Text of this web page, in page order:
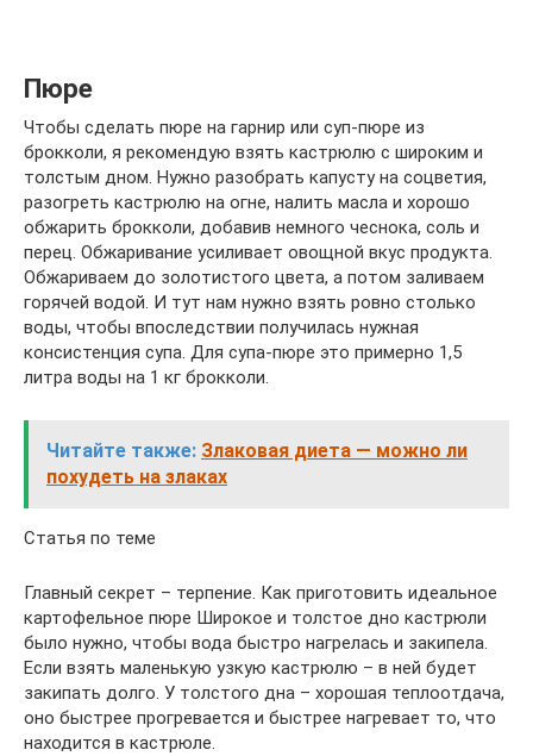
Пюре
Чтобы сделать пюре на гарнир или суп-пюре из
брокколи, я рекомендую взять кастрюлю с широким и
толстым дном. Нужно разобрать капусту на соцветия,
разогреть кастрюлю на огне, налить масла и хорошо
обжарить брокколи, добавив немного чеснока, соль и
перец. Обжаривание усиливает овощной вкус продукта.
Обжариваем до золотистого цвета, а потом заливаем
горячей водой. И тут нам нужно взять ровно столько
воды, чтобы впоследствии получилась нужная
консистенция супа. Для супа-пюре это примерно 1,5
литра воды на 1 кг брокколи.
Читайте также: Злаковая диета — можно ли
похудеть на злаках
Статья по теме
Главный секрет – терпение. Как приготовить идеальное
картофельное пюре Широкое и толстое дно кастрюли
было нужно, чтобы вода быстро нагрелась и закипела.
Если взять маленькую узкую кастрюлю – в ней будет
закипать долго. У толстого дна – хорошая теплоотдача,
оно быстрее прогревается и быстрее нагревает то, что
находится в кастрюле.